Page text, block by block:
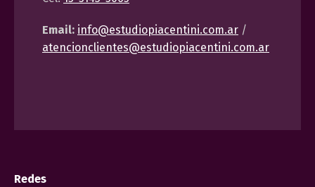
Email: info@estudiopiacentini.com.ar /
atencionclientes@estudiopiacentini.com.ar
Redes